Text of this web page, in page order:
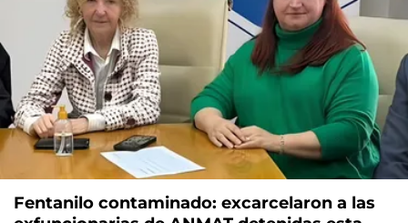
Fentanilo contaminado: excarcelaron a las